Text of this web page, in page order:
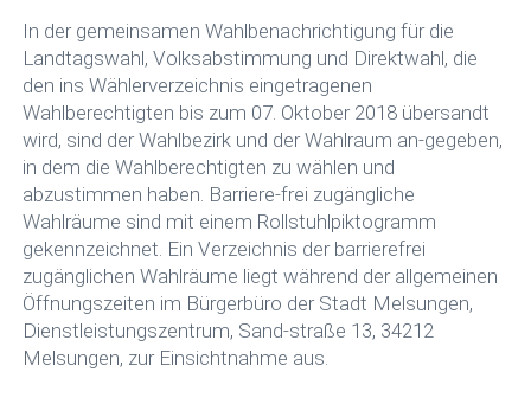
In der gemeinsamen Wahlbenachrichtigung für die
Landtagswahl, Volksabstimmung und Direktwahl, die
den ins Wählerverzeichnis eingetragenen
Wahlberechtigten bis zum 07. Oktober 2018 übersandt
wird, sind der Wahlbezirk und der Wahlraum an-gegeben,
in dem die Wahlberechtigten zu wählen und
abzustimmen haben. Barriere-frei zugängliche
Wahlräume sind mit einem Rollstuhlpiktogramm
gekennzeichnet. Ein Verzeichnis der barrierefrei
zugänglichen Wahlräume liegt während der allgemeinen
Öffnungszeiten im Bürgerbüro der Stadt Melsungen,
Dienstleistungszentrum, Sand-straße 13, 34212
Melsungen, zur Einsichtnahme aus.